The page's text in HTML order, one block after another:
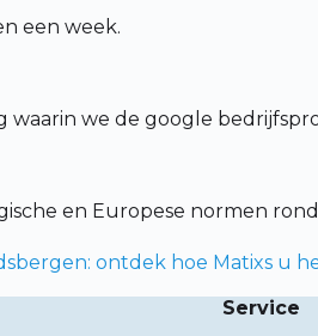
een week.
we de google
en Europese normen
ontdek hoe Matixs u
Service